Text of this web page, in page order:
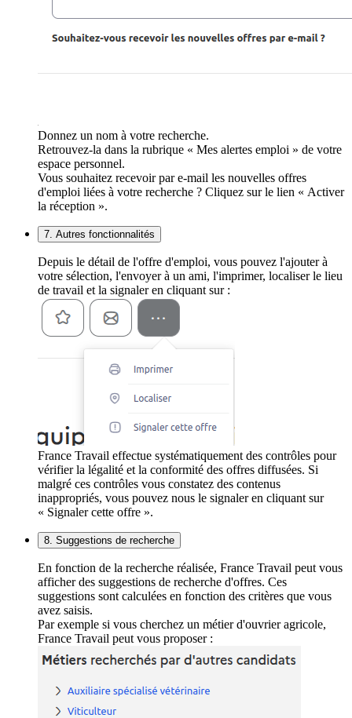
Donnez un nom à votre recherche.
Retrouvez-la dans la rubrique « Mes alertes emploi » de votre
espace personnel.
Vous souhaitez recevoir par e-mail les nouvelles offres
d'emploi liées à votre recherche ? Cliquez sur le lien « Activer
la réception ».
7. Autres fonctionnalités
Depuis le détail de l'offre d'emploi, vous pouvez l'ajouter à
votre sélection, l'envoyer à un ami, l'imprimer, localiser le lieu
de travail et la signaler en cliquant sur :
France Travail effectue systématiquement des contrôles pour
vérifier la légalité et la conformité des offres diffusées. Si
malgré ces contrôles vous constatez des contenus
inappropriés, vous pouvez nous le signaler en cliquant sur
« Signaler cette offre ».
8. Suggestions de recherche
En fonction de la recherche réalisée, France Travail peut vous
afficher des suggestions de recherche d'offres. Ces
suggestions sont calculées en fonction des critères que vous
avez saisis.
Par exemple si vous cherchez un métier d'ouvrier agricole,
France Travail peut vous proposer :